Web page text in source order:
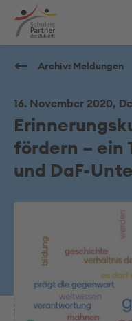
Archiv: Meldungen
16. November 2020,
fördern – ein
und DaF-